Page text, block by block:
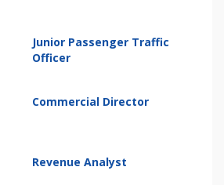
Junior Passenger Traffic
Officer
Commercial Director
Revenue Analyst